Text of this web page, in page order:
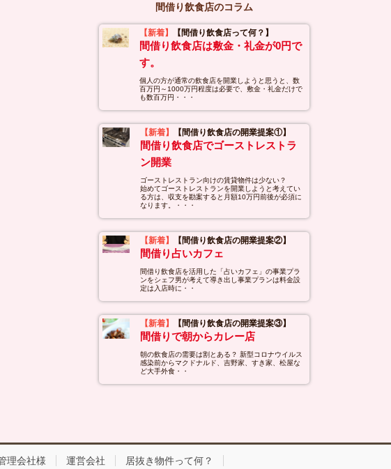
間借り飲食店のコラム
【新着】 【間借り飲食店って何？】
間借り飲食店は敷金・礼金が0円で
す。
個人の方が通常の飲食店を開業しようと思うと、数
百万円～1000万円程度は必要で、敷金・礼金だけで
も数百万円・・・
【新着】 【間借り飲食店の開業提案①】
間借り飲食店でゴーストレストラ
ン開業
ゴーストレストラン向けの賃貸物件は少ない？
始めてゴーストレストランを開業しようと考えてい
る方は、収支を勘案すると月額10万円前後が必須に
なります。・・・
【新着】 【間借り飲食店の開業提案②】
間借り占いカフェ
間借り飲食店を活用した「占いカフェ」の事業プラ
ンをシェフ男が考えて導き出し事業プランは料金設
定は入店時に・・
【新着】 【間借り飲食店の開業提案③】
間借りで朝からカレー店
朝の飲食店の需要は割とある？ 新型コロナウイルス
感染前からマクドナルド、吉野家、すき家、松屋な
ど大手外食・・
理会社様 運営会社 居抜き物件って何？